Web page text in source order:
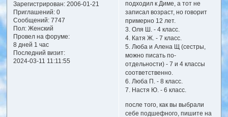
Зарегистрирован: 2006-01-21
Приглашений:0
Сообщений:7747
Пол:Женский
Провел на форуме:
8 дней 1 час
Последний визит:
2024-03-11 11:11:55
подходил к Диме, а тот не
записал возраст, но говорит
примерно 12 лет.
3. Оля Ш. - 4 класс.
4. Катя Ж. - 7 класс.
5. Люба и Алена Щ (сестры,
можно писать по-
отдельности) - 7 и 4 классы
соответственно.
6. Люба П. - 8 класс.
7. Настя Ю. - 6 класс.
после того, как вы выбрали
себе подшефного, пишите на